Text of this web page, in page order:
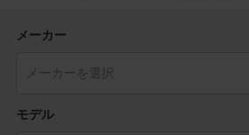
メーカー
モデル